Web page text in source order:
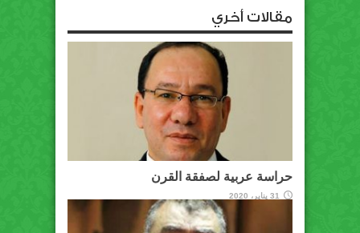
مقالات أخري
حراسة عربية لصفقة القرن
31 يناير، 2020